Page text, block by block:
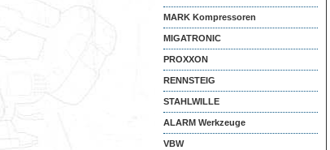
MARK Kompressoren
MIGATRONIC
PROXXON
RENNSTEIG
STAHLWILLE
ALARM Werkzeuge
VBW